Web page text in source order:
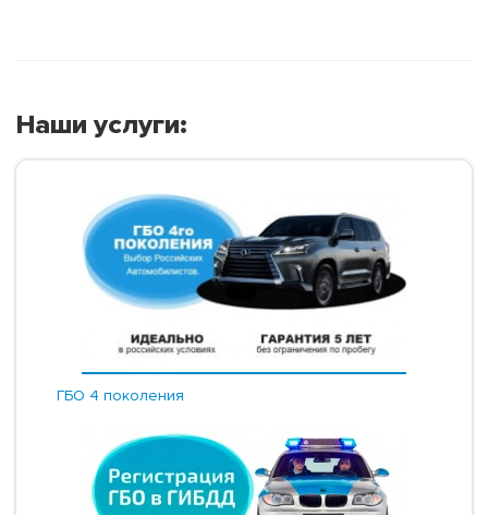
Наши услуги:
ГБО 4 поколения